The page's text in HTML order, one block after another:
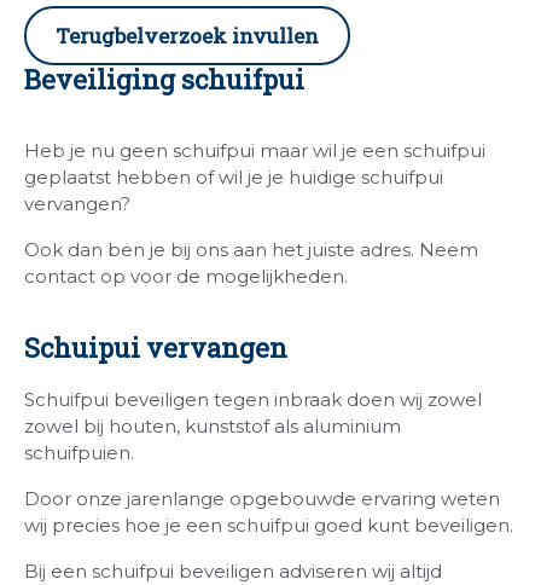
Terugbelverzoek invullen
Beveiliging schuifpui
Heb je nu geen schuifpui maar wil je een schuifpui
geplaatst hebben of wil je je huidige schuifpui
vervangen?
Ook dan ben je bij ons aan het juiste adres. Neem
contact op voor de mogelijkheden.
Schuipui vervangen
Schuifpui beveiligen tegen inbraak doen wij zowel
zowel bij houten, kunststof als aluminium
schuifpuien.
Door onze jarenlange opgebouwde ervaring weten
wij precies hoe je een schuifpui goed kunt beveiligen.
Bij een schuifpui beveiligen adviseren wij altijd